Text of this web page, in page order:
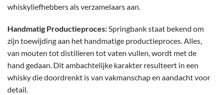
whiskyliefhebbers als verzamelaars aan.
Handmatig Productieproces:Springbank staat bekend om
zijn toewijding aan het handmatige productieproces. Alles,
van mouten tot distilleren tot vaten vullen, wordt met de
hand gedaan. Dit ambachtelijke karakter resulteert in een
whisky die doordrenkt is van vakmanschap en aandacht voor
detail.